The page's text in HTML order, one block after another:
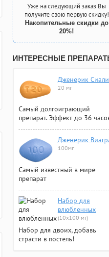
Уже на следующий заказ Вы
получите свою первую скидку!
Накопительные скидки до
20%!
ИНТЕРЕСНЫЕ
Дженерик
20 мг
Самый долгоиграющий
препарат. Эффект до 36
Дженерик
100мг
Самый известный в мире
препарат
Набор для
влюбленных
(10х100 мг)
Набор для двоих, добавь
страсти в постель!